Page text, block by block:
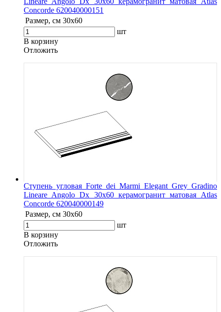
Concorde 620040000151
Размер, см 30x60
шт
В корзину
Oтложить
Ступень угловая Forte dei Marmi Elegant Grey Gradino
Lineare Angolo Dx 30x60 керамогранит матовая Atlas
Concorde 620040000149
Размер, см 30x60
шт
В корзину
Oтложить